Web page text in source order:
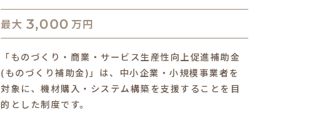
最大 3,000 万円
「ものづくり・商業・サービス生産性向上促進補助金
(ものづくり補助金)」は、中小企業・小規模事業者を
対象に、機材購入・システム構築を支援することを目
的とした制度です。